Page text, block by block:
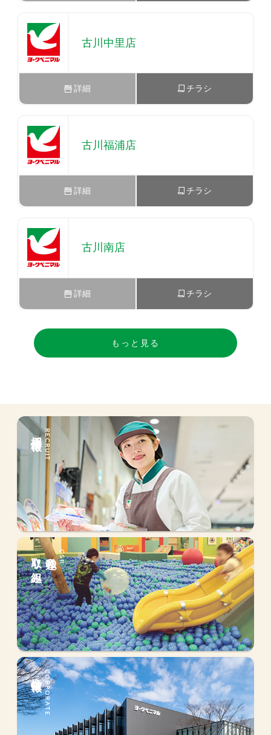
古川中里店
詳細 チラシ
古川福浦店
詳細 チラシ
古川南店
詳細 チラシ
もっと見る
RECRUIT
採用情報
CSR
私達の
取り組み
CORPORATE
会社情報